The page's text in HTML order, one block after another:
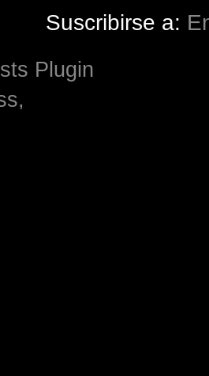
Suscribirse a: